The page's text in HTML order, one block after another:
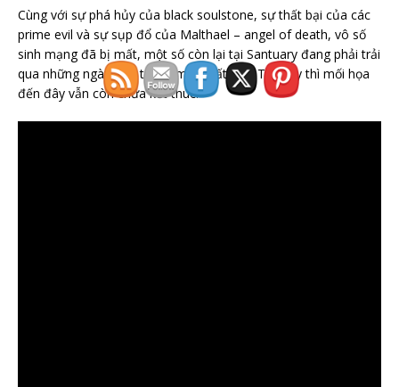
Cùng với sự phá hủy của black soulstone, sự thất bại của các
prime evil và sự sụp đổ của Malthael – angel of death, vô số
sinh mạng đã bị mất, một số còn lại tại Santuary đang phải trải
qua những ngày đen tối tại miền đất này. Tuy vậy thì mối họa
đến đây vẫn còn chưa kết thúc.